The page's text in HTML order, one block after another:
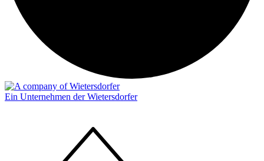
Ein Unternehmen der Wietersdorfer